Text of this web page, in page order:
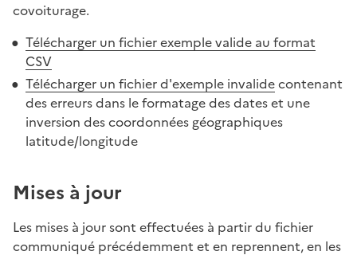
covoiturage.
Télécharger un fichier exemple valide au format
CSV
Télécharger un fichier d'exemple invalidecontenant
des erreurs dans le formatage des dates et une
inversion des coordonnées géographiques
latitude/longitude
Mises à jour
Les mises à jour sont effectuées à partir du fichier
communiqué précédemment et en reprennent, en les